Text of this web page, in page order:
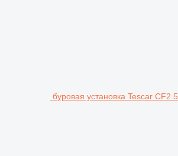
буровая установка Tescar CF2.5